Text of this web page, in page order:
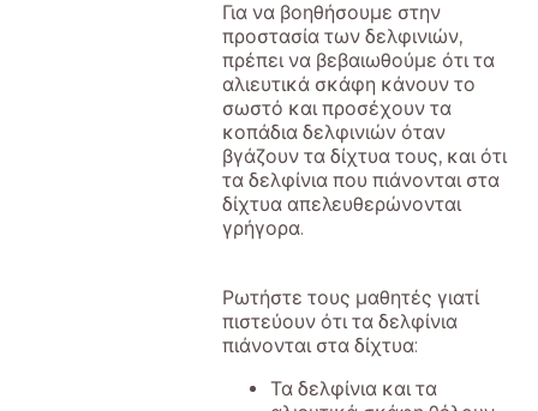
Για να βοηθήσουμε στην
προστασία των δελφινιών,
πρέπει να βεβαιωθούμε ότι τα
αλιευτικά σκάφη κάνουν το
σωστό και προσέχουν τα
κοπάδια δελφινιών όταν
βγάζουν τα δίχτυα τους, και ότι
τα δελφίνια που πιάνονται στα
δίχτυα απελευθερώνονται
γρήγορα.
Ρωτήστε τους μαθητές γιατί
πιστεύουν ότι τα δελφίνια
πιάνονται στα δίχτυα:
Τα δελφίνια και τα